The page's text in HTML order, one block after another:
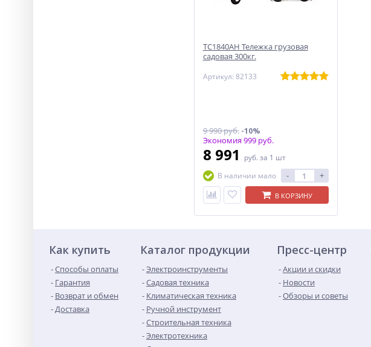
ТС1840АН Тележка грузовая
садовая 300кг.
Артикул: 82133
9 990 руб.-10%
Экономия 999 руб.
8 991 руб. за 1 шт
В наличии мало
- +
В КОРЗИНУ
Как купить
Способы оплаты
Гарантия
Возврат и обмен
Доставка
Каталог продукции
Электроинструменты
Садовая техника
Климатическая техника
Ручной инструмент
Строительная техника
Электротехника
Пресс-центр
Акции и скидки
Новости
Обзоры и советы